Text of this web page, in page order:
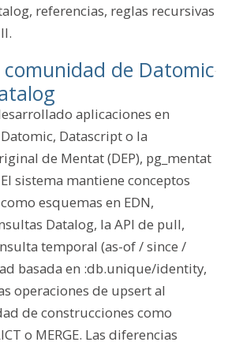
referencias, reglas recursivas
de Datomic
aplicaciones en
Datascript o la
de Mentat (DEP), pg_mentat
sistema mantiene conceptos
esquemas en EDN,
Datalog, la API de pull,
temporal (as-of / since /
basada en :db.unique/identity,
operaciones de upsert al
de construcciones como
o MERGE. Las diferencias